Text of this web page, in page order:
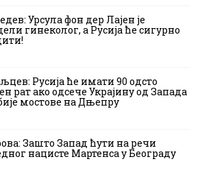
Урсула фон дер Лајен је
гинеколог, а Русија ће сигурно
Русија ће имати 90 одсто
рат ако одсече Украјину од Запада
мостове на Дњепру
Зашто Запад ћути на речи
нацисте Мартенса у Београду